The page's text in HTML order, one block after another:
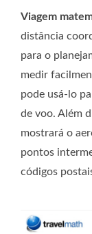
Viagem
distância
para o
medir
pode usá-lo
de voo. Além
mostrará o
pontos
códigos